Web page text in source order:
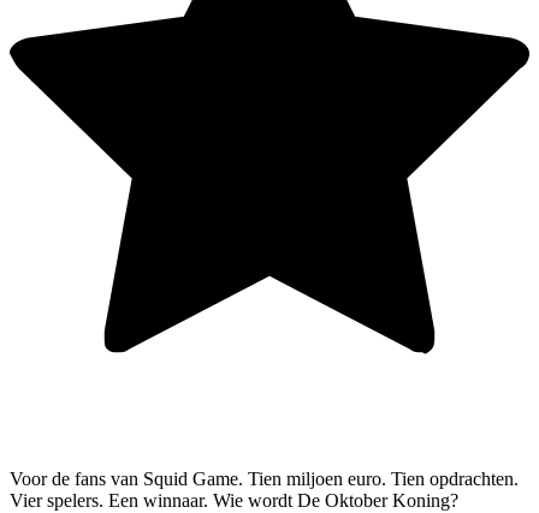
Voor de fans van Squid Game. Tien miljoen euro. Tien opdrachten.
Vier spelers. Een winnaar. Wie wordt De Oktober Koning?